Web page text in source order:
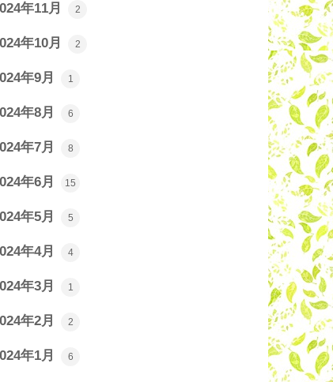
年11月 2
年10月 2
年9月 1
年8月 6
年7月 8
年6月 15
年5月 5
年4月 4
年3月 1
年2月 2
年1月 6